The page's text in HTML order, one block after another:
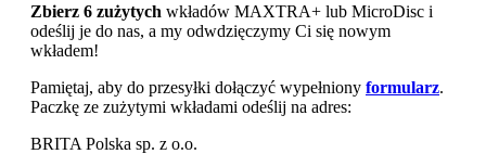
Zbierz 6 zużytych wkładów MAXTRA+ lub MicroDisc i
odeślij je do nas, a my odwdzięczymy Ci się nowym
wkładem!
Pamiętaj, aby do przesyłki dołączyć wypełniony formularz.
Paczkę ze zużytymi wkładami odeślij na adres:
BRITA Polska sp. z o.o.